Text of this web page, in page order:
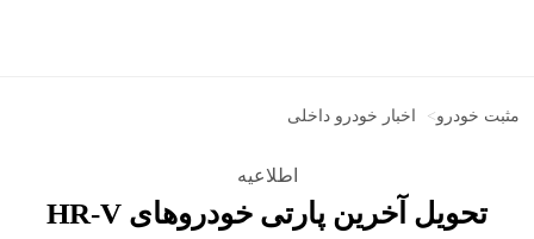
مثبت خودرو> اخبار خودرو داخلی
اطلاعیه
تحویل آخرین پارتی خودروهای HR-V